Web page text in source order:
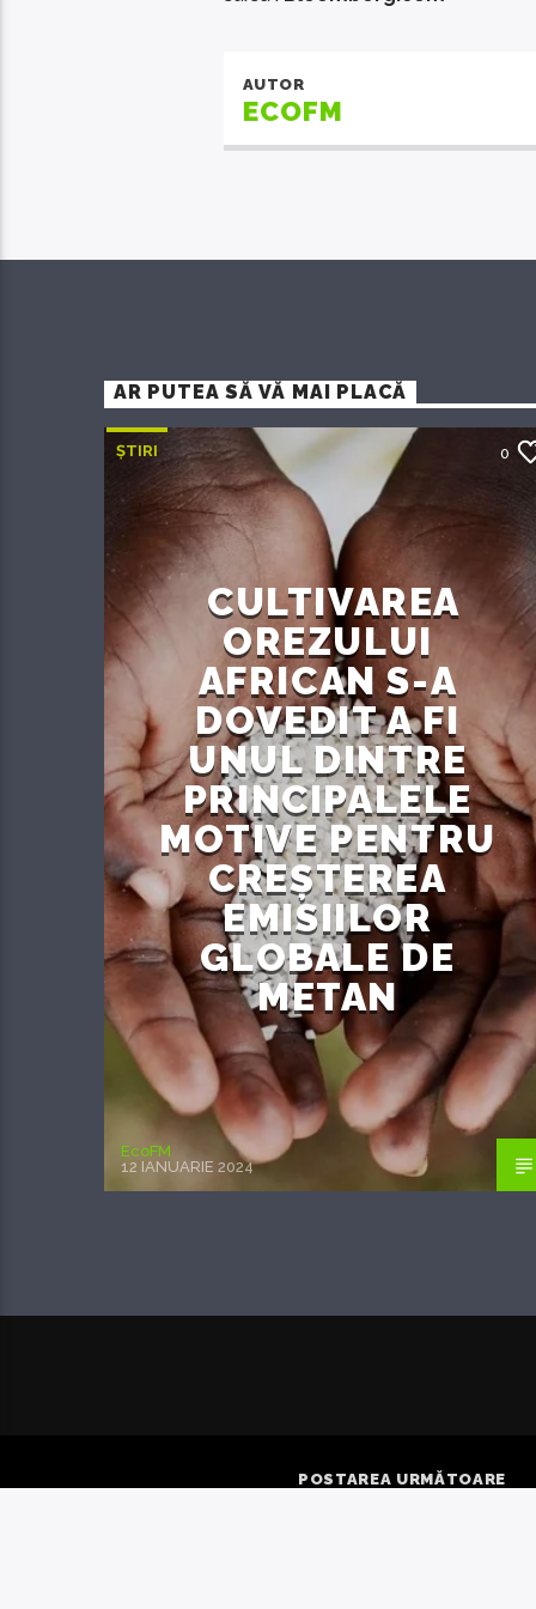
AUTOR
ECOFM
AR PUTEA SĂ VĂ MAI PLACĂ
ȘTIRI 0
CULTIVAREA
OREZULUI
AFRICAN S-A
DOVEDIT A FI
UNUL DINTRE
PRINCIPALELE
MOTIVE PENTRU
CREȘTEREA
EMISIILOR
GLOBALE DE
METAN
EcoFM
12 IANUARIE 2024
POSTAREA URMĂTOARE